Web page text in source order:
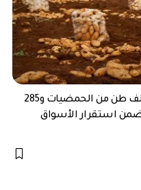
سوريا: إنتاج 513 ألف طن من الحمضيات و285
استقرار الأسواق